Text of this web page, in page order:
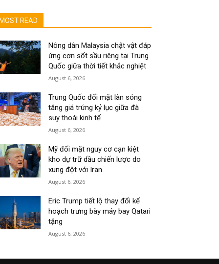
MOST READ
Nông dân Malaysia chật vật đáp
ứng cơn sốt sầu riêng tại Trung
Quốc giữa thời tiết khắc nghiệt
August 6, 2026
Trung Quốc đối mặt làn sóng
tăng giá trứng kỷ lục giữa đà
suy thoái kinh tế
August 6, 2026
Mỹ đối mặt nguy cơ cạn kiệt
kho dự trữ dầu chiến lược do
xung đột với Iran
August 6, 2026
Eric Trump tiết lộ thay đổi kế
hoạch trưng bày máy bay Qatari
tặng
August 6, 2026